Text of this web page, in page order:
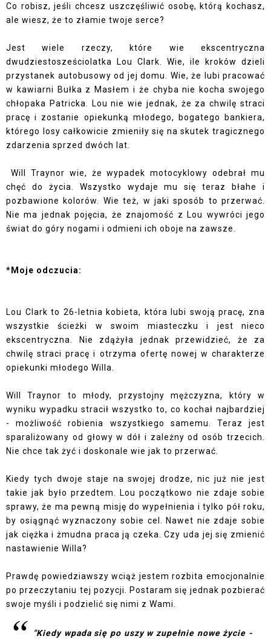
Co robisz, jeśli chcesz uszczęśliwić osobę, którą kochasz,
ale wiesz, że to złamie twoje serce?
Jest wiele rzeczy, które wie ekscentryczna
dwudziestosześciolatka Lou Clark. Wie, ile kroków dzieli
przystanek autobusowy od jej domu. Wie, że lubi pracować
w kawiarni Bułka z Masłem i że chyba nie kocha swojego
chłopaka Patricka. Lou nie wie jednak, że za chwilę straci
pracę i zostanie opiekunką młodego, bogatego bankiera,
którego losy całkowicie zmieniły się na skutek tragicznego
zdarzenia sprzed dwóch lat.
Will Traynor wie, że wypadek motocyklowy odebrał mu
chęć do życia. Wszystko wydaje mu się teraz błahe i
pozbawione kolorów. Wie też, w jaki sposób to przerwać.
Nie ma jednak pojęcia, że znajomość z Lou wywróci jego
świat do góry nogami i odmieni ich oboje na zawsze.
*Moje odczucia:
Lou Clark to 26-letnia kobieta, która lubi swoją pracę, zna
wszystkie ścieżki w swoim miasteczku i jest nieco
ekscentryczna. Nie zdążyła jednak przewidzieć, że za
chwilę straci pracę i otrzyma ofertę nowej w charakterze
opiekunki młodego Willa.
Will Traynor to młody, przystojny mężczyzna, który w
wyniku wypadku stracił wszystko to, co kochał najbardziej
- możliwość robienia wszystkiego samemu. Teraz jest
sparaliżowany od głowy w dół i zależny od osób trzecich.
Nie chce tak żyć i doskonale wie jak to przerwać.
Kiedy tych dwoje staje na swojej drodze, nic już nie jest
takie jak było przedtem. Lou początkowo nie zdaje sobie
sprawy, że ma pewną misję do wypełnienia i tylko pół roku,
by osiągnąć wyznaczony sobie cel. Nawet nie zdaje sobie
jak ciężka i żmudna praca ją czeka. Czy uda jej się zmienić
nastawienie Willa?
Prawdę powiedziawszy wciąż jestem rozbita emocjonalnie
po przeczytaniu tej pozycji. Postaram się jednak pozbierać
swoje myśli i podzielić się nimi z Wami.
"Kiedy wpada się po uszy w zupełnie nowe życie -